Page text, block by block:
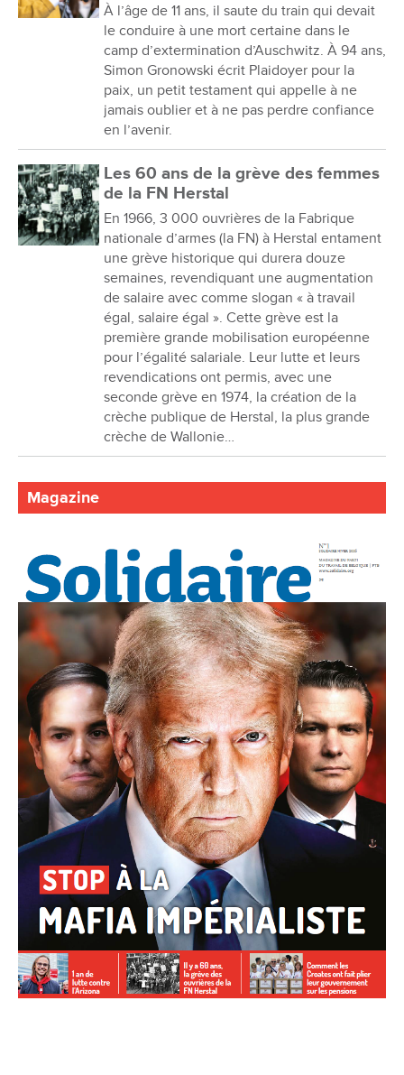
À l’âge de 11 ans, il saute du train qui devait
le conduire à une mort certaine dans le
camp d’extermination d’Auschwitz. À 94 ans,
Simon Gronowski écrit Plaidoyer pour la
paix, un petit testament qui appelle à ne
jamais oublier et à ne pas perdre confiance
en l’avenir.
Les 60 ans de la grève des femmes
de la FN Herstal
En 1966, 3 000 ouvrières de la Fabrique
nationale d’armes (la FN) à Herstal entament
une grève historique qui durera douze
semaines, revendiquant une augmentation
de salaire avec comme slogan « à travail
égal, salaire égal ». Cette grève est la
première grande mobilisation européenne
pour l’égalité salariale. Leur lutte et leurs
revendications ont permis, avec une
seconde grève en 1974, la création de la
crèche publique de Herstal, la plus grande
crèche de Wallonie…
Magazine